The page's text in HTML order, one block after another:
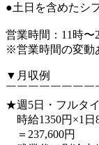
●土日を含めたシ
営業時間：11時〜
※営業時間の変動
▼月収例
￣￣￣￣￣￣￣￣
★週5日・フルタ
時給1350円×1日
＝237,600円